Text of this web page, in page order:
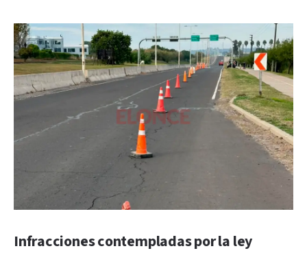
Infracciones contempladas por la ley